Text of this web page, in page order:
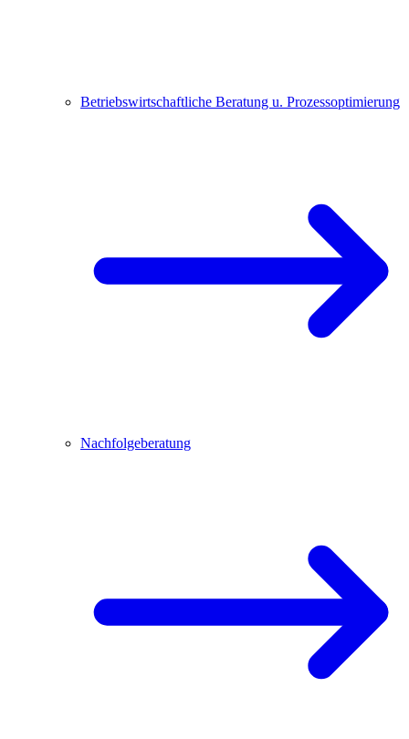
Betriebswirtschaftliche Beratung u. Prozessoptimierung
Nachfolgeberatung